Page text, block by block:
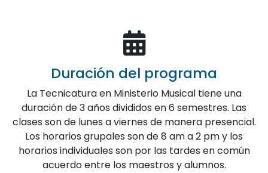
Duración del programa
La Tecnicatura en Ministerio Musical tiene una
duración de 3 años divididos en 6 semestres. Las
clases son de lunes a viernes de manera presencial.
Los horarios grupales son de 8 am a 2 pm y los
horarios individuales son por las tardes en común
acuerdo entre los maestros y alumnos.